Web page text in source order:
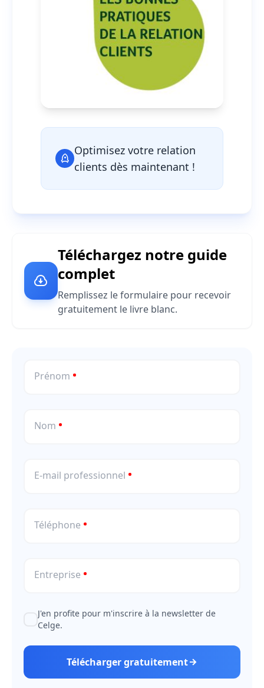
Optimisez votre relation
clients dès maintenant !
Téléchargez notre guide
complet
Remplissez le formulaire pour recevoir
gratuitement le livre blanc.
Prénom
Nom
E-mail professionnel
Téléphone
Entreprise
J'en profite pour m'inscrire à la newsletter de
Celge.
Télécharger gratuitement